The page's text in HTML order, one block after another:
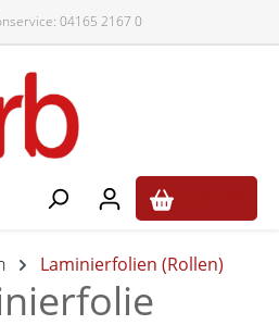
04165 2167 0
Laminierfolien (Rollen)